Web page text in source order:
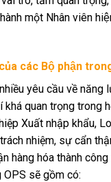
một Nhân viên
các Bộ phận
yêu cầu về năng
quan trọng trong
Xuất nhập khẩu,
nhiệm, sự cẩn
hàng hóa thành công
OPS sẽ gồm có: